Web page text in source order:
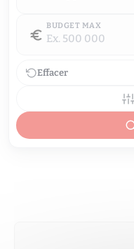
BUDGET MAX
Effacer